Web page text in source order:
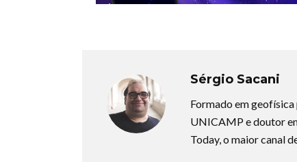
Sérgio Sacani
Formado em geofísica
UNICAMP e doutor
Today, o maior canal